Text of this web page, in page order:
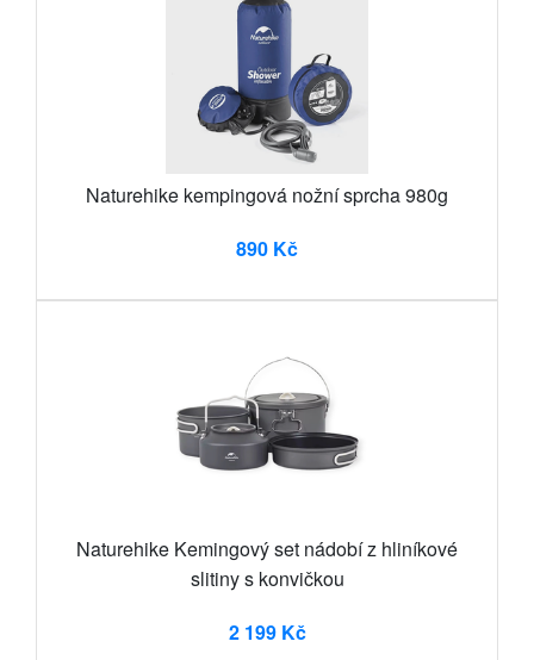
Naturehike kempingová nožní sprcha 980g
890 Kč
Naturehike Kemingový set nádobí z hliníkové
slitiny s konvičkou
2 199 Kč